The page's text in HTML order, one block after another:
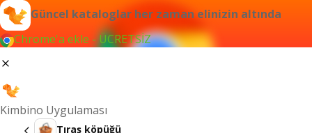
Güncel kataloglar her zaman elinizin altında
Chrome'a ekle - ÜCRETSİZ
Kimbino Uygulaması
Tıraş köpüğü